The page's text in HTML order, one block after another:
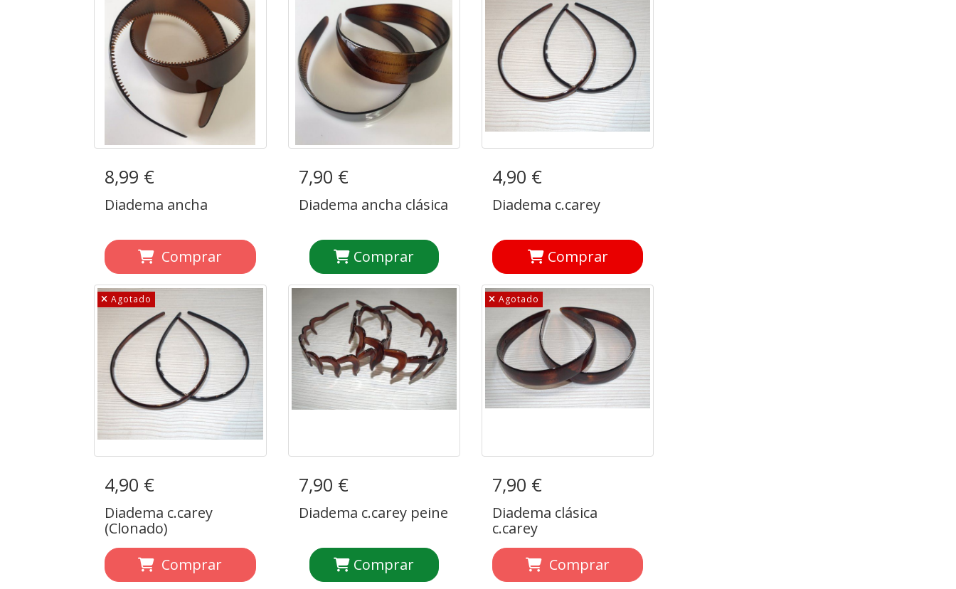
Diadema ancha
8,99 €
Diadema ancha
Comprar
Diadema ancha clásica
7,90 €
Diadema ancha clásica
Comprar
Diadema c.carey
4,90 €
Diadema c.carey
Comprar
Agotado
Diadema c.carey
(Clonado)
4,90 €
Diadema c.carey
(Clonado)
Comprar
Diadema c.carey peine
7,90 €
Diadema c.carey peine
Comprar
Agotado
Diadema clásica
7,90 €
Diadema clásica
c.carey
Comprar